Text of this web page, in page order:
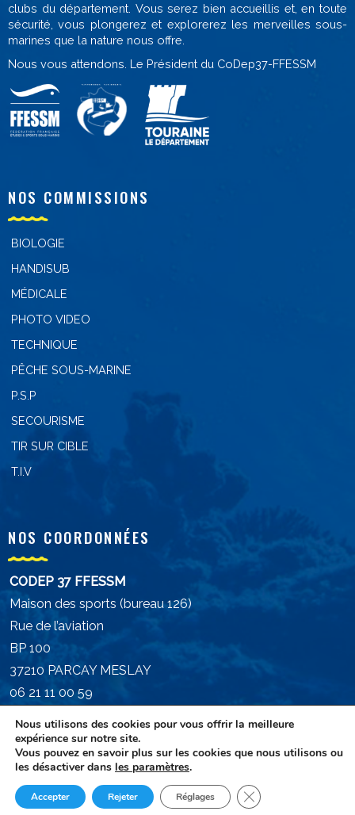
clubs du département. Vous serez bien accueillis et, en toute
sécurité, vous plongerez et explorerez les merveilles sous-
marines que la nature nous offre.
Nous vous attendons. Le Président du CoDep37-FFESSM
NOS COMMISSIONS
BIOLOGIE
HANDISUB
MÉDICALE
PHOTO VIDEO
TECHNIQUE
PÊCHE SOUS-MARINE
P.S.P
SECOURISME
TIR SUR CIBLE
T.I.V
NOS COORDONNÉES
CODEP 37 FFESSM
Maison des sports (bureau 126)
Rue de l’aviation
BP 100
37210 PARCAY MESLAY
06 21 11 00 59
Nous utilisons des cookies pour vous offrir la meilleure
expérience sur notre site.
Vous pouvez en savoir plus sur les cookies que nous utilisons ou
les désactiver dans les paramètres.
Accepter Rejeter Réglages Fermer la bannière